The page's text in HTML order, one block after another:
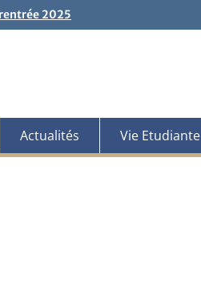
2025
à l’UniverSalon 2025
la rentrée 2026
Actualités Vie Etudiante